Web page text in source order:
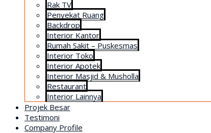
Rak TV
Penyekat Ruang
Backdrop
Interior Kantor
Rumah Sakit – Puskesmas
Interior Toko
Interior Apotek
Interior Masjid & Musholla
Restaurant
Interior Lainnya
Projek Besar
Testimoni
Company Profile